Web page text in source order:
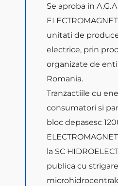
Se aproba in
unitati de
electrice, prin
organizate de
Romania.
Tranzactiile cu
consumatori si
bloc depasesc
la SC
publica cu